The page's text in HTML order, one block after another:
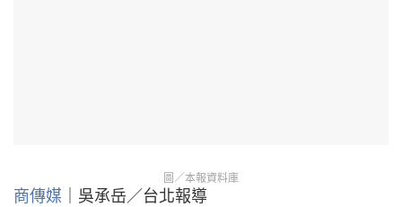
圖／本報資料庫
商傳媒 ｜吳承岳／台北報導